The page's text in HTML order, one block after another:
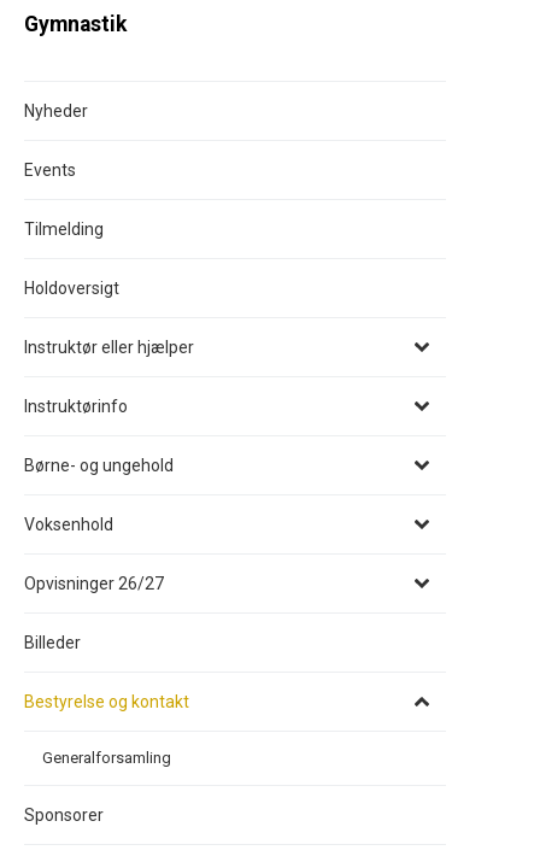
Gymnastik
Nyheder
Events
Tilmelding
Holdoversigt
Instruktør eller hjælper
Instruktørinfo
Børne- og ungehold
Voksenhold
Opvisninger 26/27
Billeder
Bestyrelse og kontakt
Generalforsamling
Sponsorer